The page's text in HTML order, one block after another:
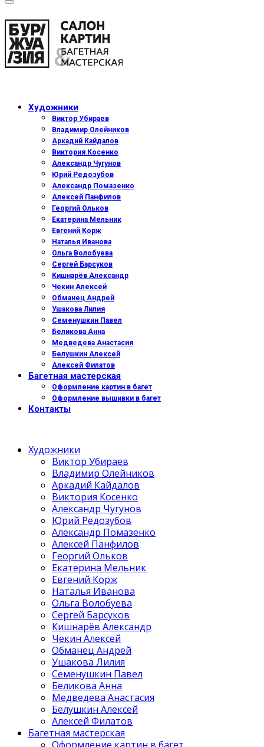
Художники
Виктор Убираев
Владимир Олейников
Аркадий Кайдалов
Виктория Косенко
Александр Чугунов
Юрий Редозубов
Александр Помазенко
Алексей Панфилов
Георгий Ольков
Екатерина Мельник
Евгений Корж
Наталья Иванова
Ольга Волобуева
Сергей Барсуков
Кишнарёв Александр
Чекин Алексей
Обманец Андрей
Ушакова Лилия
Семенушкин Павел
Беликова Анна
Медведева Анастасия
Белушкин Алексей
Алексей Филатов
Багетная мастерская
Оформление картин в багет
Оформление вышивки в багет
Контакты
Художники
Виктор Убираев
Владимир Олейников
Аркадий Кайдалов
Виктория Косенко
Александр Чугунов
Юрий Редозубов
Александр Помазенко
Алексей Панфилов
Георгий Ольков
Екатерина Мельник
Евгений Корж
Наталья Иванова
Ольга Волобуева
Сергей Барсуков
Кишнарёв Александр
Чекин Алексей
Обманец Андрей
Ушакова Лилия
Семенушкин Павел
Беликова Анна
Медведева Анастасия
Белушкин Алексей
Алексей Филатов
Багетная мастерская